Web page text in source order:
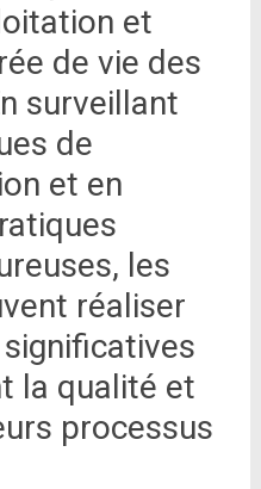
et
de vie des
surveillant
de
et en
les
réaliser
la qualité et
processus